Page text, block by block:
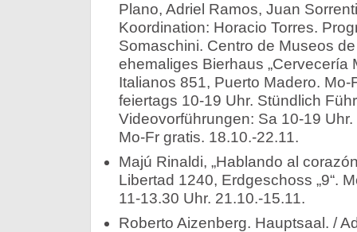
Plano, Adriel Ramos, Juan
Koordination: Horacio Torres.
Somaschini. Centro de Museos
ehemaliges Bierhaus „Cervecería
Italianos 851, Puerto Madero. Mo-
feiertags 10-19 Uhr. Stündlich
Videovorführungen: Sa 10-19
Mo-Fr gratis. 18.10.-22.11.
Majú Rinaldi, „Hablando al
Libertad 1240, Erdgeschoss „9“.
11-13.30 Uhr. 21.10.-15.11.
Roberto Aizenberg. Hauptsaal. /